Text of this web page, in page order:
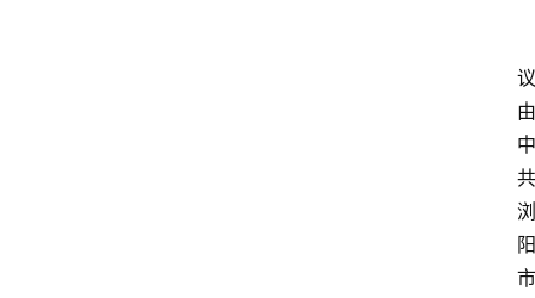
议
由
中
共
浏
阳
市